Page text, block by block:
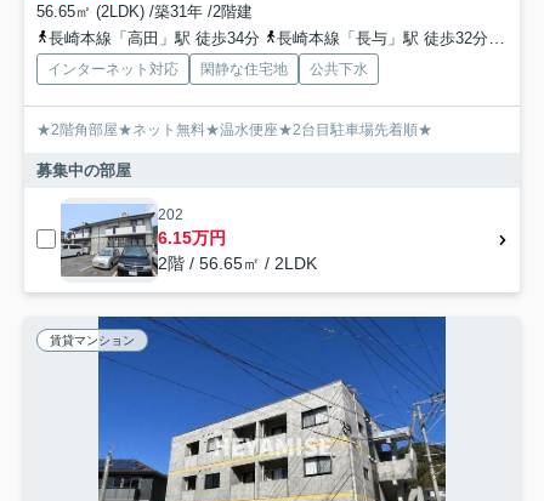
56.65㎡ (2LDK) /築31年 /2階建
長崎本線「高田」駅 徒歩34分
長崎本線「長与」駅 徒歩32分
インターネット対応 閑静な住宅地 公共下水
★2階角部屋★ネット無料★温水便座★2台目駐車場先着順★
募集中の部屋
202
6.15万円
2階 / 56.65㎡ / 2LDK
賃貸マンション